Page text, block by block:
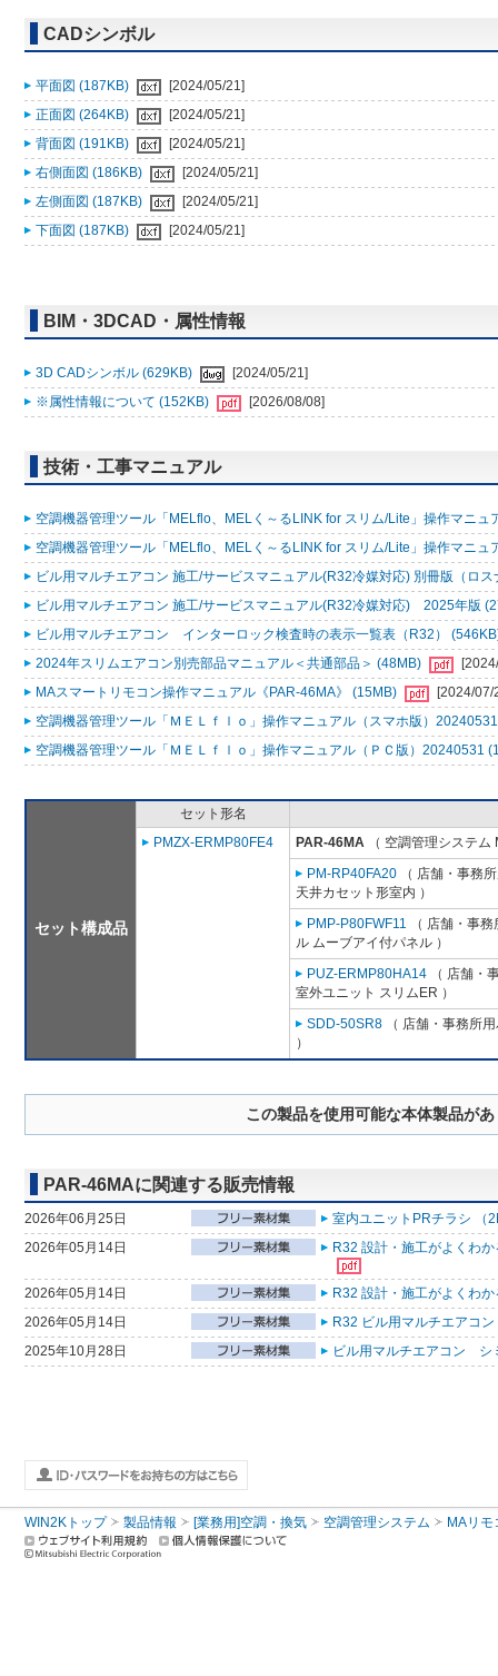
CADシンボル
平面図 (187KB)
[2024/05/21]
正面図 (264KB)
[2024/05/21]
背面図 (191KB)
[2024/05/21]
右側面図 (186KB)
[2024/05/21]
左側面図 (187KB)
[2024/05/21]
下面図 (187KB)
[2024/05/21]
BIM・3DCAD・属性情報
3D CADシンボル (629KB)
[2024/05/21]
※属性情報について (152KB)
[2026/08/08]
技術・工事マニュアル
空調機器管理ツール「MELflo、MELく～るLINK for スリム/Lite」操作マニュ
空調機器管理ツール「MELflo、MELく～るLINK for スリム/Lite」操作マニュ
ビル用マルチエアコン 施工/サービスマニュアル(R32冷媒対応) 別冊版（ロ
ビル用マルチエアコン 施工/サービスマニュアル(R32冷媒対応) 2025年版
ビル用マルチエアコン インターロック検査時の表示一覧表（R32）
2024年スリムエアコン別売部品マニュアル＜共通部品＞ (48MB)
MAスマートリモコン操作マニュアル《PAR-46MA》 (15MB)
[2024/07/
空調機器管理ツール「ＭＥＬｆｌｏ」操作マニュアル（スマホ版）
空調機器管理ツール「ＭＥＬｆｌｏ」操作マニュアル（ＰＣ版）20240531
セット構成品
セット形名
PMZX-ERMP80FE4
PAR-46MA （ 空調管理システム
PM-RP40FA20 （ 店舗・事務
天井カセット形室内 ）
PMP-P80FWF11 （ 店舗・事
ル ムーブアイ付パネル ）
PUZ-ERMP80HA14 （ 店舗・
室外ユニット スリムER ）
SDD-50SR8 （ 店舗・事務所
）
この製品を使用可能な本体製品が
PAR-46MAに関連する販売情報
2026年06月25日
室内ユニットPRチラシ （
2026年05月14日
R32 設計・施工がよくわ
2026年05月14日
R32 設計・施工がよくわ
2026年05月14日
R32 ビル用マルチエアコ
2025年10月28日
ビル用マルチエアコン シ
WIN2Kトップ 製品情報 [業務用]空調・換気 空調管理システム MAリモ